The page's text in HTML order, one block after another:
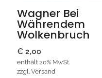
Wagner Bei
Währendem
Wolkenbruch
€ 2,00
enthält 20% MwSt.
zzgl. Versand